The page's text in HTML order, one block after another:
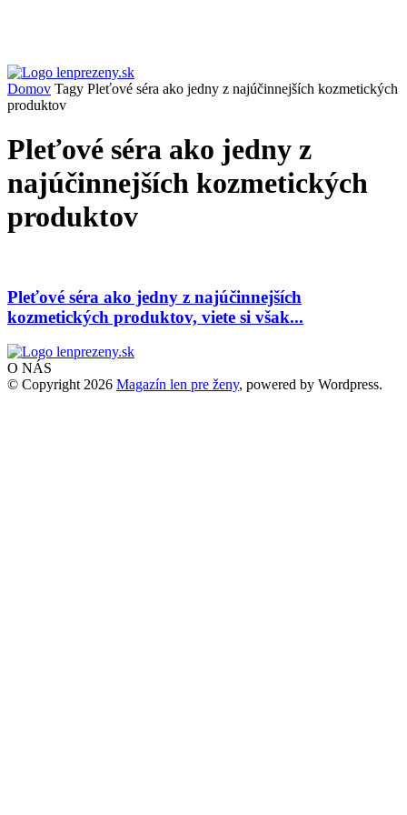
Domov Tagy Pleťové séra ako jedny z najúčinnejších kozmetických
produktov
Pleťové séra ako jedny z
najúčinnejších kozmetických
produktov
Pleťové séra ako jedny z najúčinnejších
kozmetických produktov, viete si však...
O NÁS
© Copyright 2026 Magazín len pre ženy, powered by Wordpress.